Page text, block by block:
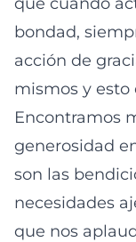
bondad,
acción de
mismos y esto
Encontramos
generosidad
son las
necesidades
que nos